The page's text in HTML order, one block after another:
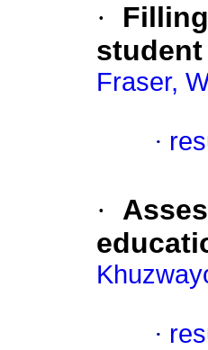
·
Fraser,
·
·
·